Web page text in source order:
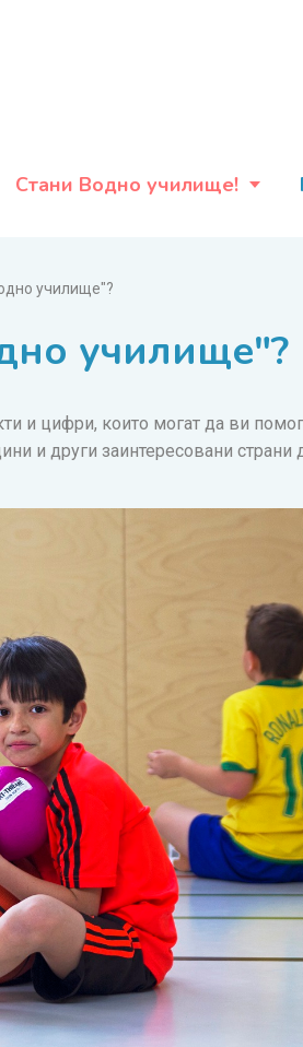
Стани Водно училище!
училище"?
училище"?
и цифри, които могат да ви
и други заинтересовани страни